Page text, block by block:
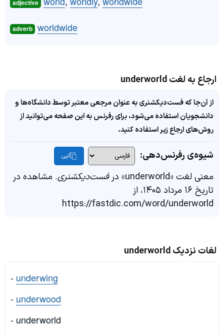
adjective
adverb worldwide
ارجاع به لغت underworld
از آن‌جا که فست‌دیکشنری به عنوان مرجعی معتبر توسط دانشگاه‌ها و
دانشجویان استفاده می‌شود، برای رفرنس به این صفحه می‌توانید از
روش‌های ارجاع زیر استفاده کنید.
شیوه‌ی رفرنس‌دهی: کپی
معنی لغت «underworld» در فست‌دیکشنری. مشاهده در
تاریخ ۱۶ مرداد ۱۴۰۵، از
https://fastdic.com/word/underworld
لغات نزدیک underworld
- underwing
- underwood
- underworld